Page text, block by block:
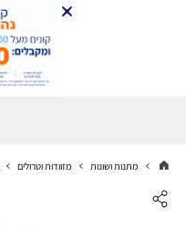
מתנות ושונות מזוודות וטרולים